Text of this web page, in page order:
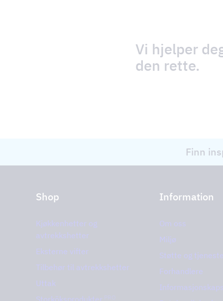
Vi hjelper
den rette.
Finn
Shop
Kjøkkenhetter og
avtrekkshetter
Eksterne vifter
Tilbehør til avtrekkshetter
Uttak
Storköksprodukter
Information
Om oss
Miljø
Støtte og
Forhandlere